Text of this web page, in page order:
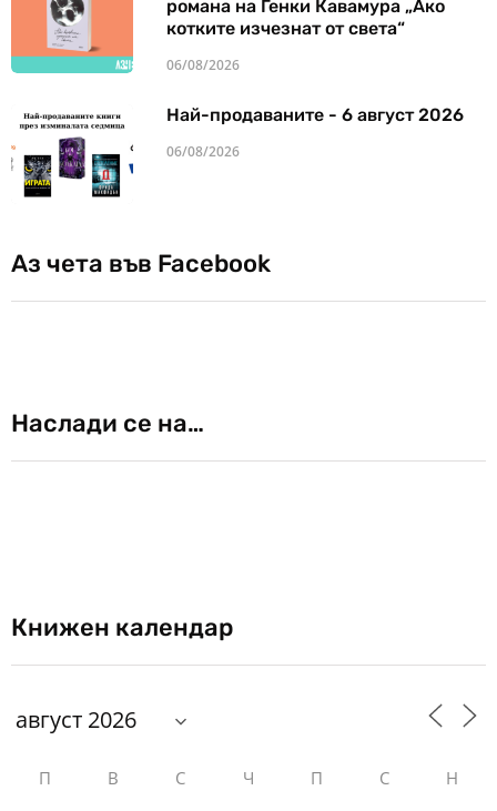
романа на Генки Кавамура „Ако
котките изчезнат от света“
06/08/2026
Най-продаваните - 6 август 2026
06/08/2026
Аз чета във Facebook
Наслади се на…
Книжен календар
П В С Ч П С Н